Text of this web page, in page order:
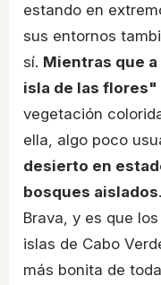
estando en
sus entornos
sí. Mientras que
isla de las flores"
vegetación
ella, algo poco
desierto en
bosques aislados
Brava, y es que
islas de Cabo
más bonita de